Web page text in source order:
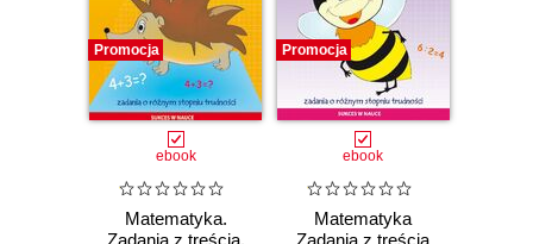
Promocja
ebook
Matematyka.
Zadania z treścią.
Promocja
ebook
Matematyka
Zadania z treścią